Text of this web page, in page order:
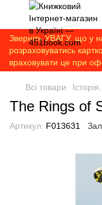
Зверніть УВАГУ, що у
розраховуватись
враховувати це при
Всі товари
The Rings of
Артикул: F013631